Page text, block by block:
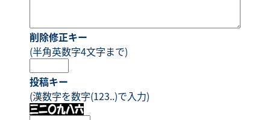
削除修正キー
(半角英数字4文字まで)
投稿キー
(漢数字を数字(123..)で入力)